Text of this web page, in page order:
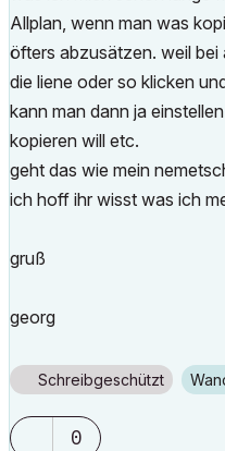
Allplan, wenn man was
öfters abzusätzen. weil bei
die liene oder so klicken
kann man dann ja
kopieren will etc.
geht das wie mein
ich hoff ihr wisst was ich
gruß
georg
Schreibgeschützt
0